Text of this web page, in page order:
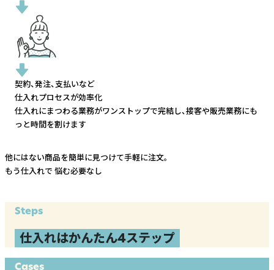
契約、発注、支払いなど
仕入れプロセスが効率化
仕入れにまつわる業務がワンストップで完結し、接客や販売業務にも
っと時間を割けます
他にはない商品を簡単に見つけて手軽に注文。
もう仕入れで 悩む必要なし
Steps
仕入れはかんたん4ステップ
Cases